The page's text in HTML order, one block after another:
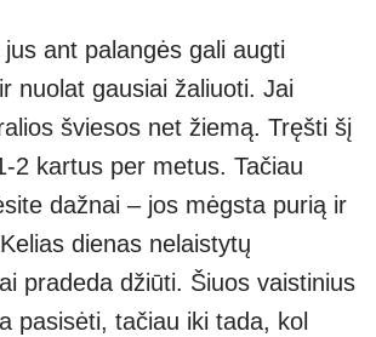
ant palangės gali augti
nuolat gausiai žaliuoti. Jai
šviesos net žiemą. Tręšti šį
2 kartus per metus. Tačiau
dažnai – jos mėgsta purią ir
dienas nelaistytų
pradeda džiūti. Šiuos vaistinius
pasisėti, tačiau iki tada, kol